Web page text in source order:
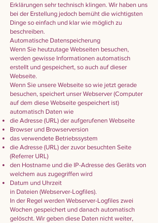
Erklärungen sehr technisch klingen. Wir haben uns
bei der Erstellung jedoch bemüht die wichtigsten
Dinge so einfach und klar wie möglich zu
beschreiben.
Automatische Datenspeicherung
Wenn Sie heutzutage Webseiten besuchen,
werden gewisse Informationen automatisch
erstellt und gespeichert, so auch auf dieser
Webseite.
Wenn Sie unsere Webseite so wie jetzt gerade
besuchen, speichert unser Webserver (Computer
auf dem diese Webseite gespeichert ist)
automatisch Daten wie
die Adresse (URL) der aufgerufenen Webseite
Browser und Browserversion
das verwendete Betriebssystem
die Adresse (URL) der zuvor besuchten Seite
(Referrer URL)
den Hostname und die IP-Adresse des Geräts von
welchem aus zugegriffen wird
Datum und Uhrzeit
in Dateien (Webserver-Logfiles).
In der Regel werden Webserver-Logfiles zwei
Wochen gespeichert und danach automatisch
gelöscht. Wir geben diese Daten nicht weiter,